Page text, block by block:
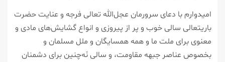
امیدوارم با دعای سرورمان عجل‌الله تعالی فرجه و عنایت حضرت
باریتعالی سالی خوب و پر از پیروزی و انواع گشایش‌های مادی و
معنوی برای ملت ما و همه همسایگان و ملل مسلمان و
بخصوص عناصر جبهه مقاومت، و سالی نَه‌چنین برای دشمنان